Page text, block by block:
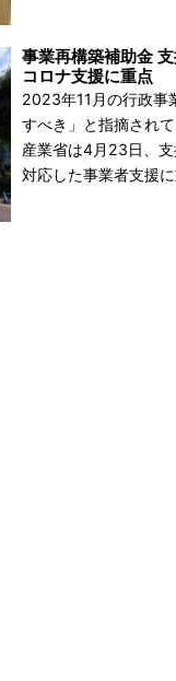
2023年11月の行政事
すべき」と指摘され
産業省は4月23日、
対応した事業者支援
事業再構築補助金
コロナ支援に重点